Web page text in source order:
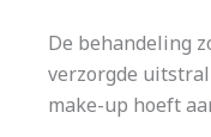
De behandeling
verzorgde
make-up hoeft